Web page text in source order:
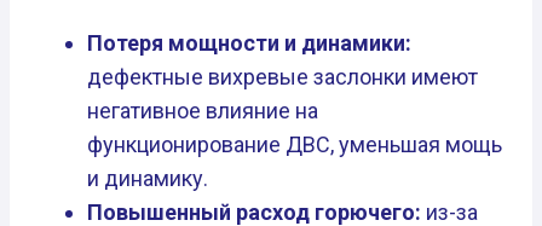
Потеря мощности и динамики:
дефектные вихревые заслонки имеют
негативное влияние на
функционирование ДВС, уменьшая мощь
и динамику.
Повышенный расход горючего: из-за